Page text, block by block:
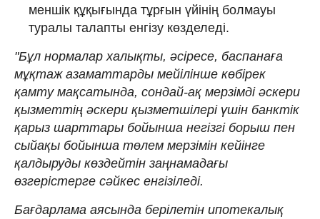
меншік құқығында тұрғын үйінің болмауы
туралы талапты енгізу көзделеді.
"Бұл нормалар халықты, әсіресе, баспанаға
мұқтаж азаматтарды мейілінше көбірек
қамту мақсатында, сондай-ақ мерзімді әскери
қызметтің әскери қызметшілері үшін банктік
қарыз шарттары бойынша негізгі борыш пен
сыйақы бойынша төлем мерзімін кейінге
қалдыруды көздейтін заңнамадағы
өзгерістерге сәйкес енгізіледі.
Бағдарлама аясында берілетін ипотекалық